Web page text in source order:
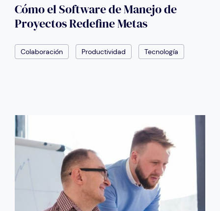
Cómo el Software de Manejo de
Proyectos Redefine Metas
Colaboración Productividad Tecnología